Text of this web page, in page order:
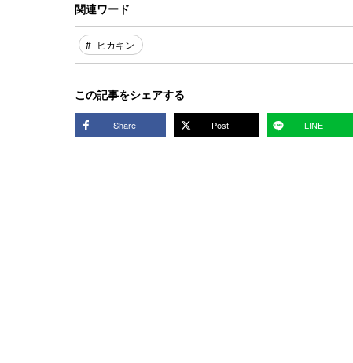
関連ワード
ヒカキン
この記事をシェアする
Share Post LINE